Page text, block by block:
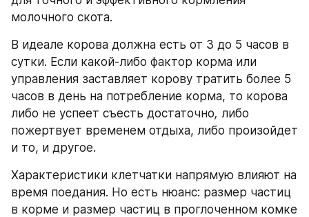
молочного скота.
В идеале корова должна есть от 3 до 5 часов в
сутки. Если какой-либо фактор корма или
управления заставляет корову тратить более 5
часов в день на потребление корма, то корова
либо не успеет съесть достаточно, либо
пожертвует временем отдыха, либо произойдет
и то, и другое.
Характеристики клетчатки напрямую влияют на
время поедания. Но есть нюанс: размер частиц
в корме и размер частиц в проглоченном комке